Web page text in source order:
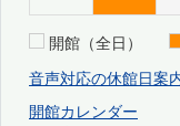
開館（全日）
音声対応の休館日案
開館カレンダー